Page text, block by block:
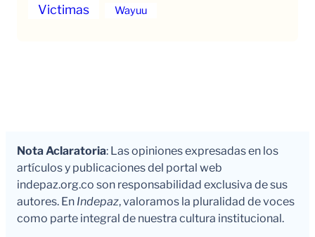
Victimas
Wayuu
Nota Aclaratoria: Las opiniones expresadas en los
artículos y publicaciones del portal web
indepaz.org.co son responsabilidad exclusiva de sus
autores. En Indepaz, valoramos la pluralidad de voces
como parte integral de nuestra cultura institucional.